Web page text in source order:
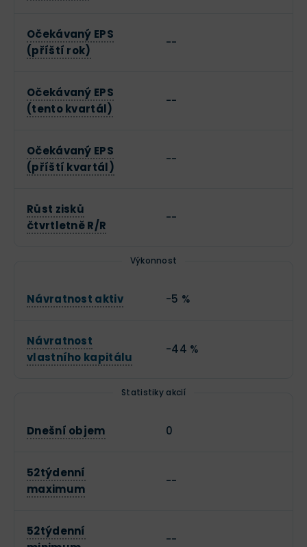
Očekávaný EPS
(příští rok)
--
Očekávaný EPS
(tento kvartál)
--
Očekávaný EPS
(příští kvartál)
--
Růst zisků
čtvrtletně R/R
--
Výkonnost
Návratnost aktiv -5 %
Návratnost
vlastního kapitálu
-44 %
Statistiky akcií
Dnešní objem 0
52týdenní
maximum
--
52týdenní
--